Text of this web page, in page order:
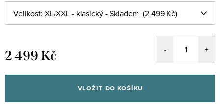
2 499 Kč
cena:
VLOŽIT DO KOŠÍKU